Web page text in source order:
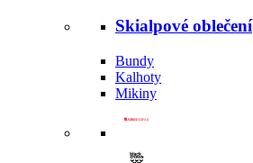
Skialpové oblečení
Bundy
Kalhoty
Mikiny